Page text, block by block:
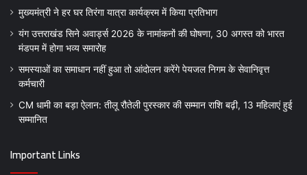
मुख्यमंत्री ने हर घर तिरंगा यात्रा कार्यक्रम में किया प्रतिभाग
यंग उत्तराखंड सिने अवार्ड्स 2026 के नामांकनों की घोषणा, 30 अगस्त को भारत
मंडपम में होगा भव्य समारोह
समस्याओं का समाधान नहीं हुआ तो आंदोलन करेंगे पेयजल निगम के सेवानिवृत्त
कर्मचारी
CM धामी का बड़ा ऐलान: तीलू रौतेली पुरस्कार की सम्मान राशि बढ़ी, 13 महिलाएं हुई
सम्मानित
Important Links